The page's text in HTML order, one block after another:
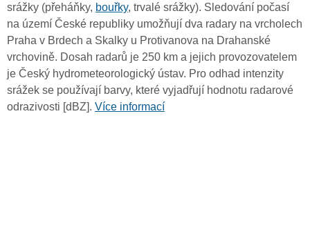
srážky (přeháňky, bouřky, trvalé srážky). Sledování počasí
na území České republiky umožňují dva radary na vrcholech
Praha v Brdech a Skalky u Protivanova na Drahanské
vrchovině. Dosah radarů je 250 km a jejich provozovatelem
je Český hydrometeorologický ústav. Pro odhad intenzity
srážek se používají barvy, které vyjadřují hodnotu radarové
odrazivosti [dBZ]. Více informací